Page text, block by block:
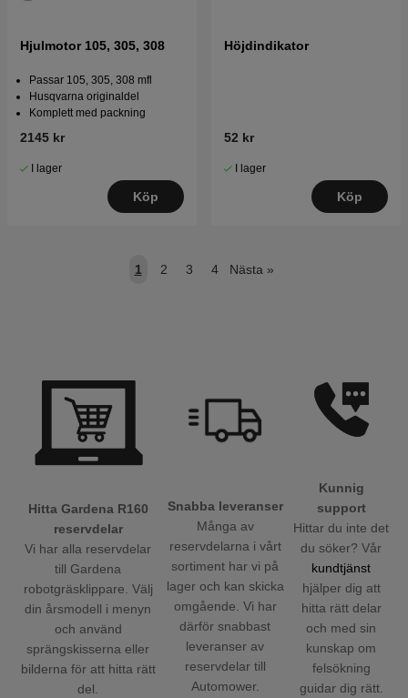
Hjulmotor 105, 305, 308
Passar 105, 305, 308 mfl
Husqvarna originaldel
Komplett med packning
2145 kr
I lager
Köp
Höjdindikator
52 kr
I lager
Köp
1 2 3 4 Nästa »
Hitta Gardena R160
reservdelar
Vi har alla reservdelar
till Gardena
robotgräsklippare. Välj
din årsmodell i menyn
och använd
sprängskisserna eller
bilderna för att hitta rätt
del.
Snabba leveranser
Många av
reservdelarna i vårt
sortiment har vi på
lager och kan skicka
omgående. Vi har
därför snabbast
leveranser av
reservdelar till
Automower.
Kunnig
support
Hittar du inte det
du söker? Vår
kundtjänst
hjälper dig att
hitta rätt delar
och med sin
kunskap om
felsökning
guidar dig rätt.